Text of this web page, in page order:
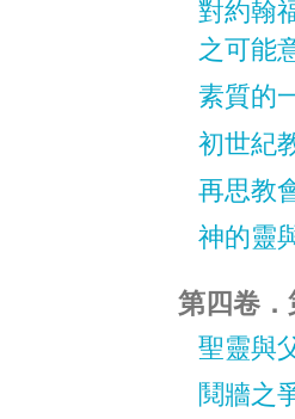
對約翰
之可能
素質的
初世紀
再思教
神的靈
第四卷
聖靈與
鬩牆之